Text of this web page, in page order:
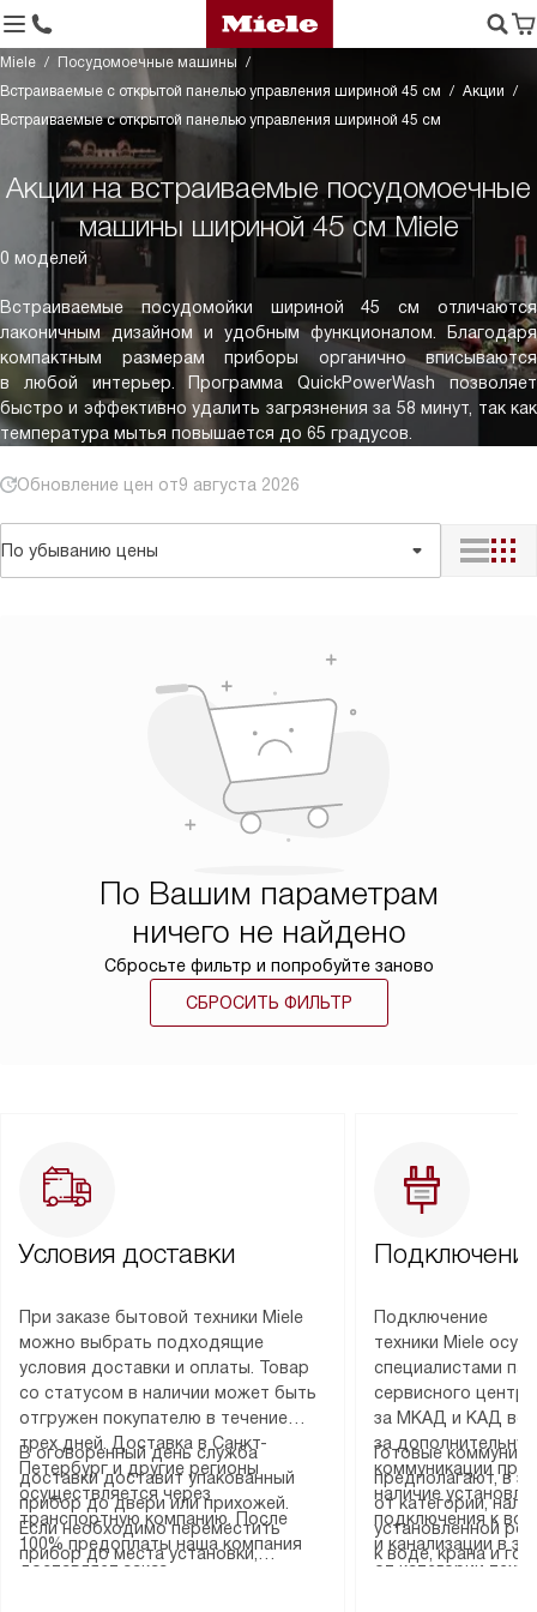
Miele
Посудомоечные машины
Встраиваемые с открытой панелью управления шириной 45 см
Акции
Встраиваемые с открытой панелью управления шириной 45 см
Акции на встраиваемые посудомоечные
машины шириной 45 см Miele
0 моделей
Встраиваемые посудомойки шириной 45 см отличаются
лаконичным дизайном и удобным функционалом. Благодаря
компактным размерам приборы органично вписываются
в любой интерьер. Программа QuickPowerWash позволяет
быстро и эффективно удалить загрязнения за 58 минут, так как
температура мытья повышается до 65 градусов.
Обновление цен от9 августа 2026
По убыванию цены
По Вашим параметрам
ничего не найдено
Сбросьте фильтр и попробуйте заново
СБРОСИТЬ ФИЛЬТР
Условия доставки
При заказе бытовой техники Miele
можно выбрать подходящие
условия доставки и оплаты. Товар
со статусом в наличии может быть
отгружен покупателю в течение
трех дней. Доставка в Санкт-
Петербург и другие регионы
осуществляется через
транспортную компанию. После
100% предоплаты наша компания
доставляет заказ
В оговоренный день служба
доставки доставит упакованный
прибор до двери или прихожей.
Если необходимо переместить
прибор до места установки,
Подключение
техники Miele
специалистами
сервисного
за МКАД и КАД
за
коммуникации
наличие
подключения к
и канализации в
от категории
Готовые
предполагают, в
от категории,
установленной
к воде, крана и